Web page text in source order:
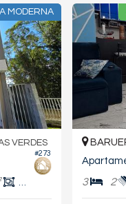
MODERNA
#273
VERDES
105, 3 2